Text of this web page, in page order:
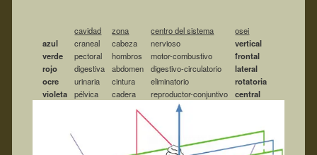
cavidad zona centro del sistema
osei
azul
craneal cabeza nervioso
vertical
verde
pectoral hombros motor-combustivo
frontal
rojo
digestiva abdomen digestivo-circulatorio
lateral
ocre
urinaria cintura eliminatorio
rotatoria
violeta
pélvica cadera reproductor-conjuntivo central